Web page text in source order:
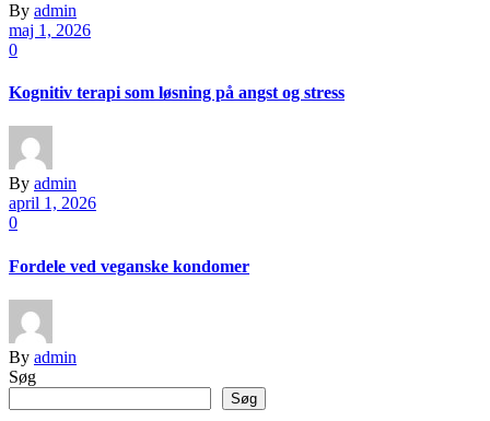
By admin
maj 1, 2026
0
Kognitiv terapi som løsning på angst og stress
By admin
april 1, 2026
0
Fordele ved veganske kondomer
By admin
Søg
Søg